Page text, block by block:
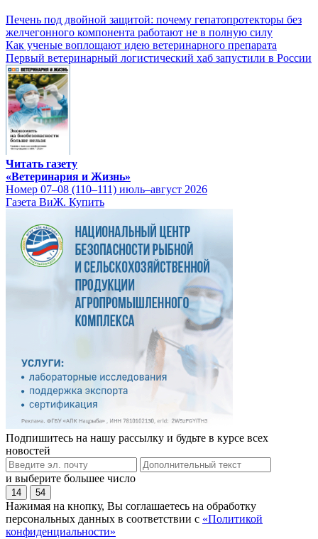
Печень под двойной защитой: почему гепатопротекторы без
желчегонного компонента работают не в полную силу
Как ученые воплощают идею ветеринарного препарата
Первый ветеринарный логистический хаб запустили в России
Читать газету
«Ветеринария и Жизнь»
Номер 07–08 (110–111) июль–август 2026
Газета ВиЖ. Купить
Подпишитесь на нашу рассылку и будьте в курсе всех
новостей
и выберите большее число
14 54
Нажимая на кнопку, Вы соглашаетесь на обработку
персональных данных в соответствии с «Политикой
конфиденциальности»